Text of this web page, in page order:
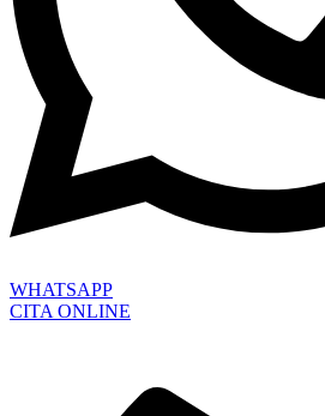
WHATSAPP
CITA ONLINE